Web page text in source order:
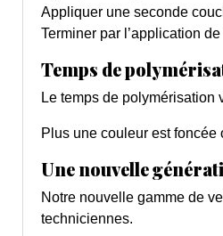
Appliquer une seconde
Terminer par l’application
Temps de
Le temps de polymérisation
Plus une couleur est
Une nouvelle
Notre nouvelle gamme de
techniciennes.